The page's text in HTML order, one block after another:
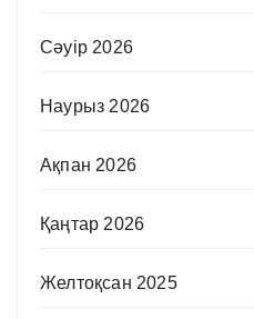
Сәуір 2026
Наурыз 2026
Ақпан 2026
Қаңтар 2026
Желтоқсан 2025